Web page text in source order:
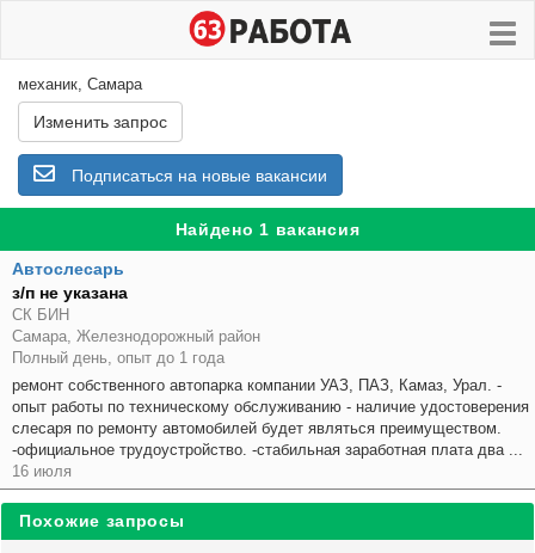
механик, Самара
Изменить запрос
Подписаться на новые вакансии
Найдено 1 вакансия
Автослесарь
з/п не указана
СК БИН
Самара, Железнодорожный район
Полный день, опыт до 1 года
ремонт собственного автопарка компании УАЗ, ПАЗ, Камаз, Урал. -
опыт работы по техническому обслуживанию - наличие удостоверения
слесаря по ремонту автомобилей будет являться преимуществом.
-официальное трудоустройство. -стабильная заработная плата два ...
16 июля
Похожие запросы